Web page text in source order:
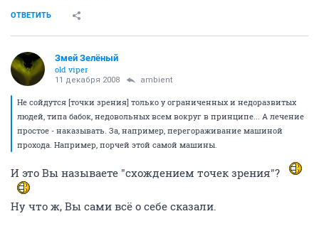
ОТВЕТИТЬ
Змей Зелёный
old viper
11 декабря 2008 ambient
Не сойдутся [точки зрения] только у ограниченных и недоразвитых
людей, типа бабок, недовольных всем вокруг в принципе... А лечение
простое - наказывать. За, например, перегораживание машиной
прохода. Например, порчей этой самой машины.
И это Вы называете "схождением точек зрения"?
Ну что ж, Вы сами всё о себе сказали.